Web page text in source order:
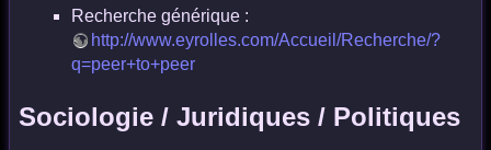
Recherche générique :
http://www.eyrolles.com/Accueil/Recherche/?
q=peer+to+peer
Sociologie / Juridiques / Politiques